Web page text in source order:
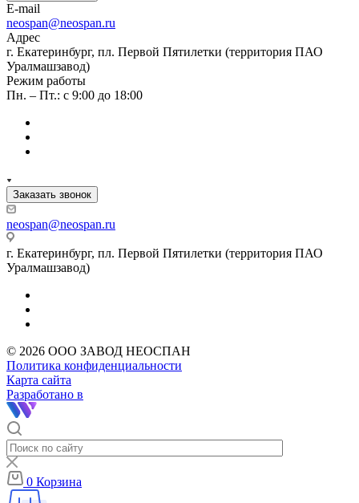
E-mail
neospan@neospan.ru
Адрес
г. Екатеринбург, пл. Первой Пятилетки (территория ПАО
Уралмашзавод)
Режим работы
Пн. – Пт.: с 9:00 до 18:00
Заказать звонок
neospan@neospan.ru
г. Екатеринбург, пл. Первой Пятилетки (территория ПАО
Уралмашзавод)
© 2026 ООО ЗАВОД НЕОСПАН
Политика конфиденциальности
Карта сайта
Разработано в
0 Корзина